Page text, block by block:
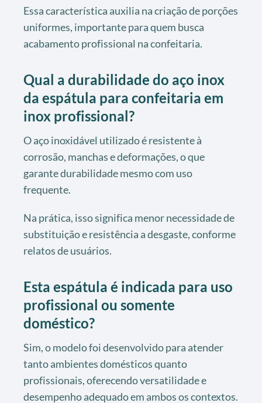
Essa característica auxilia na criação de porções
uniformes, importante para quem busca
acabamento profissional na confeitaria.
Qual a durabilidade do aço inox
da espátula para confeitaria em
inox profissional?
O aço inoxidável utilizado é resistente à
corrosão, manchas e deformações, o que
garante durabilidade mesmo com uso
frequente.
Na prática, isso significa menor necessidade de
substituição e resistência a desgaste, conforme
relatos de usuários.
Esta espátula é indicada para uso
profissional ou somente
doméstico?
Sim, o modelo foi desenvolvido para atender
tanto ambientes domésticos quanto
profissionais, oferecendo versatilidade e
desempenho adequado em ambos os contextos.